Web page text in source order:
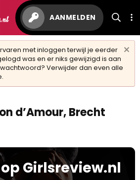
AANMELDEN
met inloggen terwijl je eerder
was en er niks gewijzigd is aan
Verwijder dan even alle
d’Amour, Brecht
Girlsreview.nl